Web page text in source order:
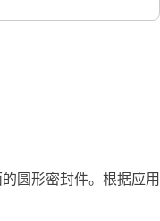
圆形密封件。根据应用